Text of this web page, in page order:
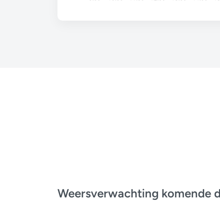
Weersverwachting komende